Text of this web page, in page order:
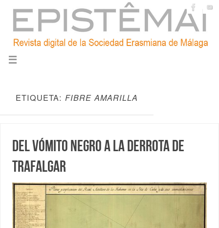
ETIQUETA: FIBRE AMARILLA
Del vómito negro a la derrota de
Trafalgar